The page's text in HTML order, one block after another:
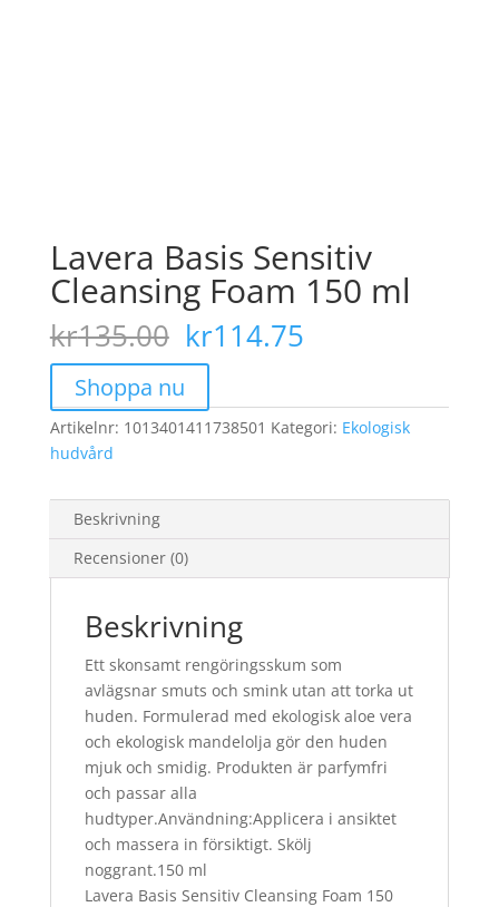
Lavera Basis Sensitiv
Cleansing Foam 150 ml
kr135.00 Det
ursprungliga
priset
var:
kr135.00.
kr114.75Det
är:
kr114.75.
Shoppa nu
Artikelnr: 1013401411738501 Kategori: Ekologisk
hudvård
Beskrivning
Recensioner (0)
Beskrivning
Ett skonsamt rengöringsskum som
avlägsnar smuts och smink utan att torka ut
huden. Formulerad med ekologisk aloe vera
och ekologisk mandelolja gör den huden
mjuk och smidig. Produkten är parfymfri
och passar alla
hudtyper.Användning:Applicera i ansiktet
och massera in försiktigt. Skölj
noggrant.150 ml
Lavera Basis Sensitiv Cleansing Foam 150